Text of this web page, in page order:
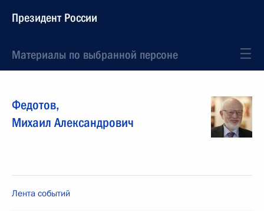
Президент России
Материалы по выбранной персоне
Федотов,
Михаил Александрович
Лента событий